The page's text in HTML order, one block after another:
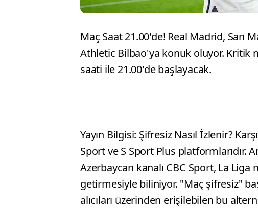
Maç Saat 21.00'de! Real Madrid, San
Athletic Bilbao'ya konuk oluyor. Kritik
saati ile 21.00'de başlayacak.
Yayın Bilgisi: Şifresiz Nasıl İzlenir?
Sport ve S Sport Plus platformlarıdır.
Azerbaycan kanalı CBC Sport, La
getirmesiyle biliniyor. "Maç şifresiz"
alıcıları üzerinden erişilebilen bu